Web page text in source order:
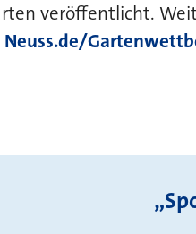
veröffentlicht.
Neuss.de/